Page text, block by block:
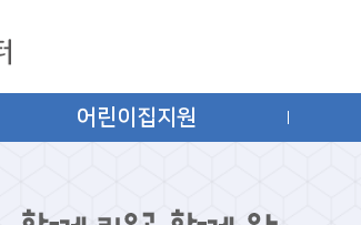
어린이집지원